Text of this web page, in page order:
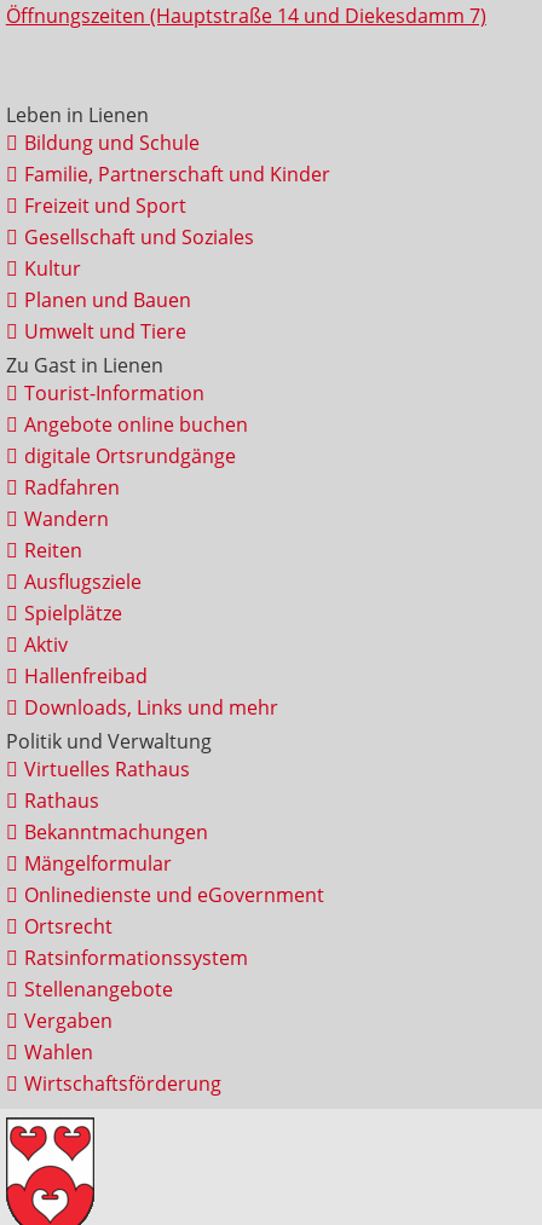
Öffnungszeiten (Hauptstraße 14 und Diekesdamm 7)
Leben in Lienen
Bildung und Schule
Familie, Partnerschaft und Kinder
Freizeit und Sport
Gesellschaft und Soziales
Kultur
Planen und Bauen
Umwelt und Tiere
Zu Gast in Lienen
Tourist-Information
Angebote online buchen
digitale Ortsrundgänge
Radfahren
Wandern
Reiten
Ausflugsziele
Spielplätze
Aktiv
Hallenfreibad
Downloads, Links und mehr
Politik und Verwaltung
Virtuelles Rathaus
Rathaus
Bekanntmachungen
Mängelformular
Onlinedienste und eGovernment
Ortsrecht
Ratsinformationssystem
Stellenangebote
Vergaben
Wahlen
Wirtschaftsförderung